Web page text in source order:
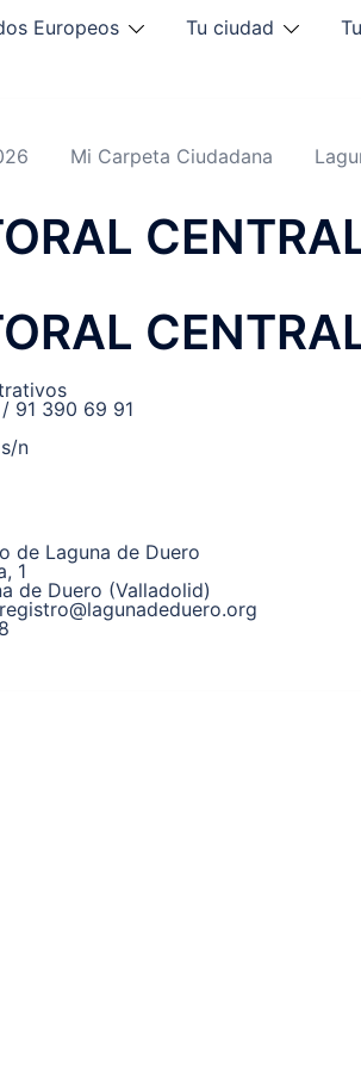
Europeos Tu ciudad
Mi Carpeta Ciudadana
91 390 69 91
n
de Laguna de Duero
1
de Duero (Valladolid)